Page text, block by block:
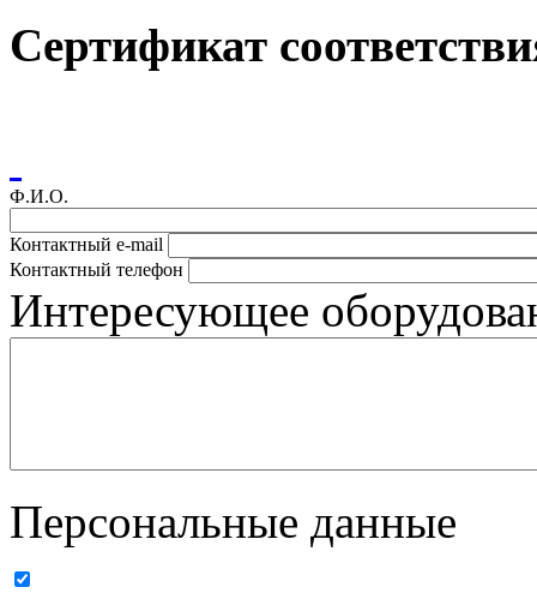
Сертификат
Ф.И.О.
Контактный e-mail
Контактный телефон
Интересующее
Персональные данные